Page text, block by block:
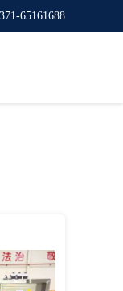
65161688